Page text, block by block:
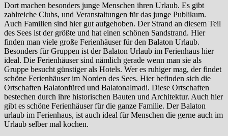
Dort machen besonders junge Menschen ihren Urlaub. Es gibt
zahlreiche Clubs, und Veranstaltungen für das junge Publikum.
Auch Familien sind hier gut aufgehoben. Der Strand an diesem Teil
des Sees ist der größte und hat einen schönen Sandstrand. Hier
finden man viele große Ferienhäuser für den Balaton Urlaub.
Besonders für Gruppen ist der Balaton Urlaub im Ferienhaus hier
ideal. Die Ferienhäuser sind nämlich gerade wenn man sie als
Gruppe besucht günstiger als Hotels. Wer es ruhiger mag, der findet
schöne Ferienhäuser im Norden des Sees. Hier befinden sich die
Ortschaften Balatonfüred und Balatonalmadi. Diese Ortschaften
bestechen durch ihre historischen Bauten und Architektur. Auch hier
gibt es schöne Ferienhäuser für die ganze Familie. Der Balaton
urlaub im Ferienhaus, ist auch ideal für Menschen die gerne auch im
Urlaub selber mal kochen.